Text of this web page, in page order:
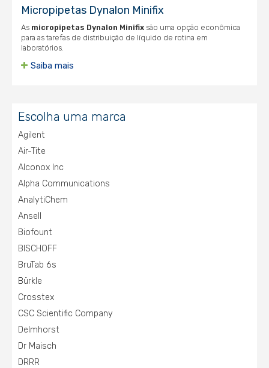
Micropipetas Dynalon Minifix
As micropipetas Dynalon Minifix são uma opção econômica
para as tarefas de distribuição de líquido de rotina em
laboratórios.
Saiba mais
Escolha uma marca
Agilent
Air-Tite
Alconox Inc
Alpha Communications
AnalytiChem
Ansell
Biofount
BISCHOFF
BruTab 6s
Bürkle
Crosstex
CSC Scientific Company
Delmhorst
Dr Maisch
DRRR